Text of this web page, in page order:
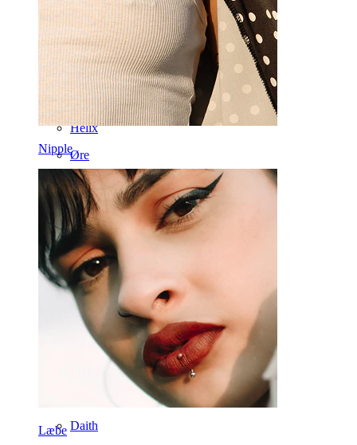
Nipple
Læbe
Læbe
Nipple
Industrial
Dermal
Helix
Øre
Septum
14k guld
Clip on
Labret
Tunge
Næse
Tragus
Daith